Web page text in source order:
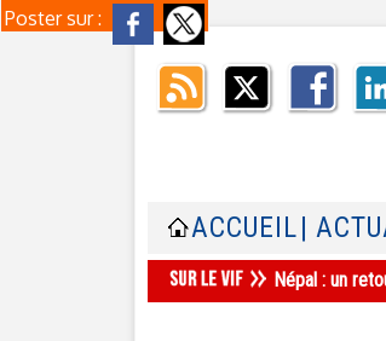
Poster sur :
ACCUEIL |
Népal : un